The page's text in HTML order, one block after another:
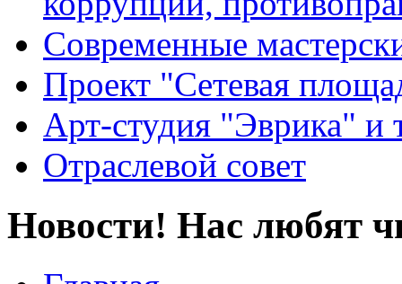
Современные
Проект "Сетевая
Арт-студия "Эврика" и
Отраслевой совет
Новости! Нас любят